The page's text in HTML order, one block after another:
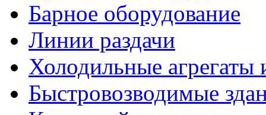
Барное оборудование
Линии раздачи
Холодильные агрегаты
Быстровозводимые